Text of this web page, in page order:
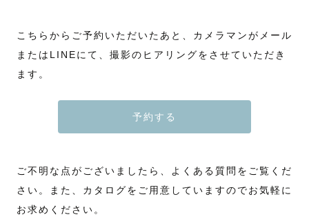
こちらからご予約いただいたあと、カメラマンがメール
またはLINEにて、撮影のヒアリングをさせていただき
ます。
予約する
ご不明な点がございましたら、よくある質問をご覧くだ
さい。また、カタログをご用意していますのでお気軽に
お求めください。